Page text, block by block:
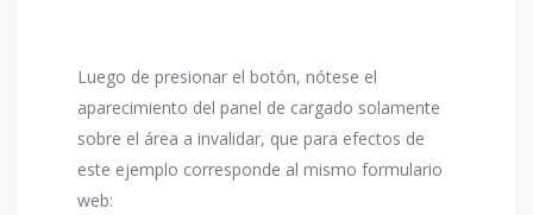
Luego de presionar el botón, nótese el
aparecimiento del panel de cargado solamente
sobre el área a invalidar, que para efectos de
este ejemplo corresponde al mismo formulario
web: